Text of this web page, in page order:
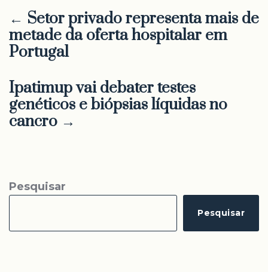
← Setor privado representa mais de
metade da oferta hospitalar em
Portugal
Ipatimup vai debater testes
genéticos e biópsias líquidas no
cancro →
Pesquisar
Pesquisar